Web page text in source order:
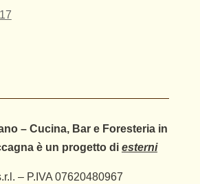
– Cucina, Bar e Foresteria in
è un progetto di esterni
– P.IVA 07620480967